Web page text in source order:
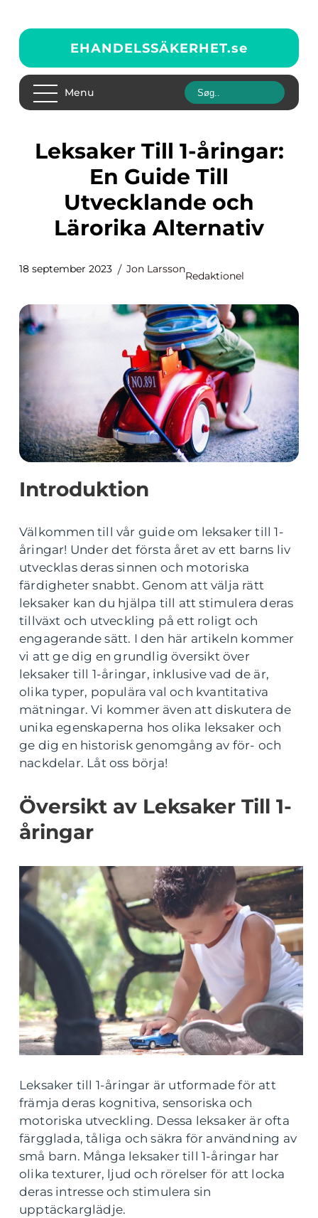
EHANDELSSÄKERHET.se
Menu
Leksaker Till 1-åringar:
En Guide Till
Utvecklande och
Lärorika Alternativ
18 september 2023 Jon Larsson
Redaktionel
Introduktion
Välkommen till vår guide om leksaker till 1-
åringar! Under det första året av ett barns liv
utvecklas deras sinnen och motoriska
färdigheter snabbt. Genom att välja rätt
leksaker kan du hjälpa till att stimulera deras
tillväxt och utveckling på ett roligt och
engagerande sätt. I den här artikeln kommer
vi att ge dig en grundlig översikt över
leksaker till 1-åringar, inklusive vad de är,
olika typer, populära val och kvantitativa
mätningar. Vi kommer även att diskutera de
unika egenskaperna hos olika leksaker och
ge dig en historisk genomgång av för- och
nackdelar. Låt oss börja!
Översikt av Leksaker Till 1-
åringar
Leksaker till 1-åringar är utformade för att
främja deras kognitiva, sensoriska och
motoriska utveckling. Dessa leksaker är ofta
färgglada, tåliga och säkra för användning av
små barn. Många leksaker till 1-åringar har
olika texturer, ljud och rörelser för att locka
deras intresse och stimulera sin
upptäckarglädje.